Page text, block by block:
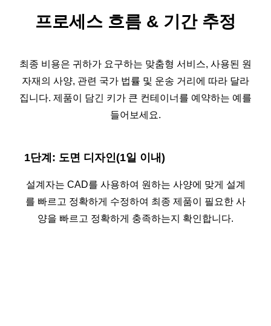
프로세스 흐름 & 기간 추정
최종 비용은 귀하가 요구하는 맞춤형 서비스, 사용된 원
자재의 사양, 관련 국가 법률 및 운송 거리에 따라 달라
집니다. 제품이 담긴 키가 큰 컨테이너를 예약하는 예를
들어보세요.
1단계: 도면 디자인(1일 이내)
설계자는 CAD를 사용하여 원하는 사양에 맞게 설계
를 빠르고 정확하게 수정하여 최종 제품이 필요한 사
양을 빠르고 정확하게 충족하는지 확인합니다.